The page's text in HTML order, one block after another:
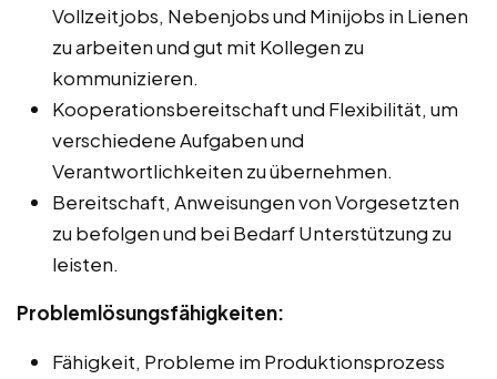
Vollzeitjobs, Nebenjobs und Minijobs in Lienen
zu arbeiten und gut mit Kollegen zu
kommunizieren.
Kooperationsbereitschaft und Flexibilität, um
verschiedene Aufgaben und
Verantwortlichkeiten zu übernehmen.
Bereitschaft, Anweisungen von Vorgesetzten
zu befolgen und bei Bedarf Unterstützung zu
leisten.
Problemlösungsfähigkeiten:
Fähigkeit, Probleme im Produktionsprozess